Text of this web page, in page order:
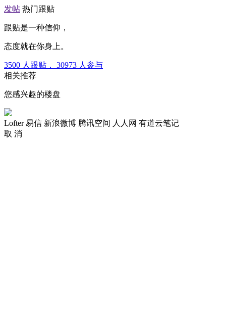
发帖 热门跟贴
跟贴是一种信仰，
态度就在你身上。
3500 人跟贴， 30973 人参与
相关推荐
您感兴趣的楼盘
Lofter 易信 新浪微博 腾讯空间 人人网 有道云笔记
取 消